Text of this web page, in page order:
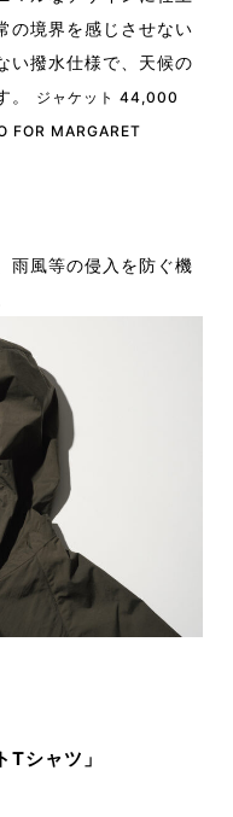
の境界を感じさせない
い撥水仕様で、天候の
。
ジャケット 44,000
FOR MARGARET
雨風等の侵入を防ぐ機
シャツ」